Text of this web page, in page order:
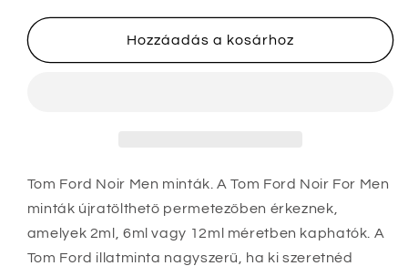
mennyiségének
csökkentése
mennyiségének
növelése
Hozzáadás a kosárhoz
Tom Ford Noir Men minták. A Tom Ford Noir For Men
minták újratölthető permetezőben érkeznek,
amelyek 2ml, 6ml vagy 12ml méretben kaphatók . A
Tom Ford illatminta nagyszerű, ha ki szeretnéd